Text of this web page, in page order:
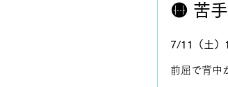
🟡 苦
7/11（土）
前屈で背中